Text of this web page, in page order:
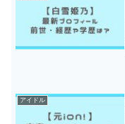
アイドル